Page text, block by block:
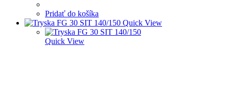
Pridať do košíka
Quick View
Quick View